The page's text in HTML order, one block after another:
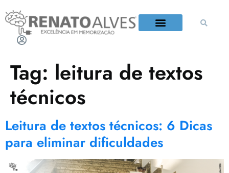
Tag: leitura de textos
técnicos
Leitura de textos técnicos: 6 Dicas
para eliminar dificuldades